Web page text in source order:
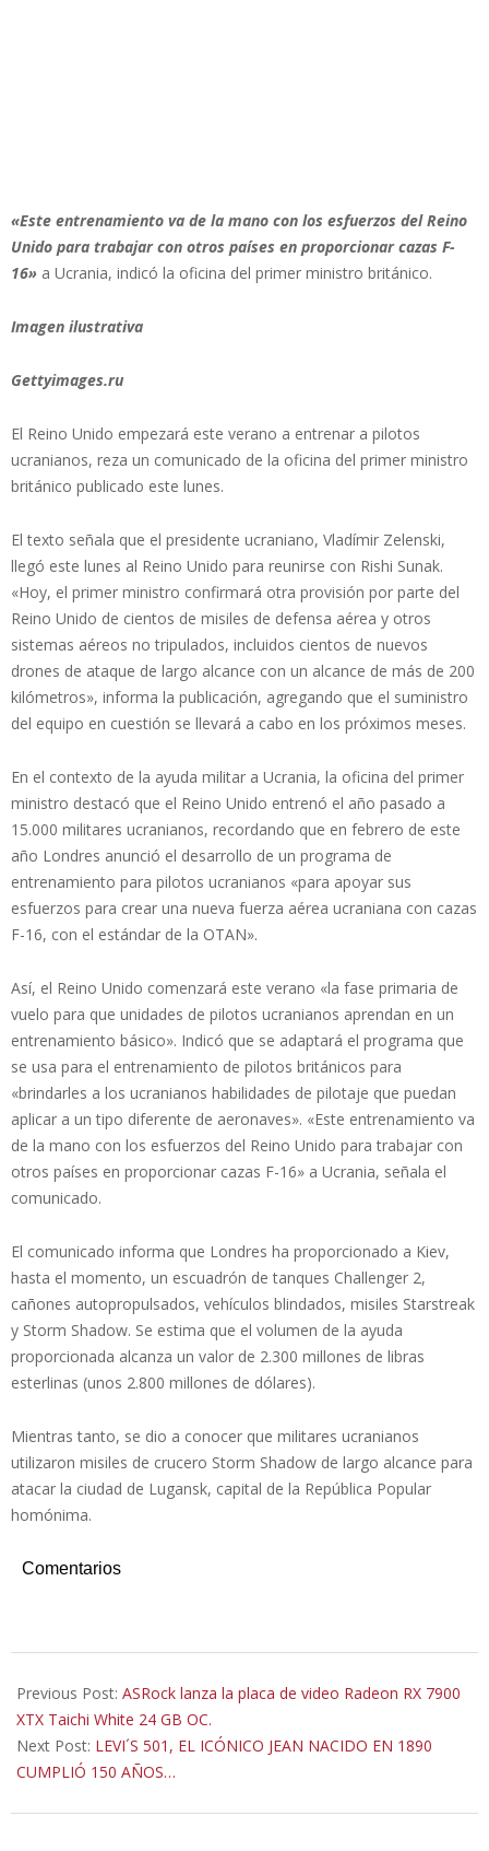
«Este entrenamiento va de la mano con los esfuerzos del Reino
Unido para trabajar con otros países en proporcionar cazas F-
16» a Ucrania, indicó la oficina del primer ministro británico.
Imagen ilustrativa
Gettyimages.ru
El Reino Unido empezará este verano a entrenar a pilotos
ucranianos, reza un comunicado de la oficina del primer ministro
británico publicado este lunes.
El texto señala que el presidente ucraniano, Vladímir Zelenski,
llegó este lunes al Reino Unido para reunirse con Rishi Sunak.
«Hoy, el primer ministro confirmará otra provisión por parte del
Reino Unido de cientos de misiles de defensa aérea y otros
sistemas aéreos no tripulados, incluidos cientos de nuevos
drones de ataque de largo alcance con un alcance de más de 200
kilómetros», informa la publicación, agregando que el suministro
del equipo en cuestión se llevará a cabo en los próximos meses.
En el contexto de la ayuda militar a Ucrania, la oficina del primer
ministro destacó que el Reino Unido entrenó el año pasado a
15.000 militares ucranianos, recordando que en febrero de este
año Londres anunció el desarrollo de un programa de
entrenamiento para pilotos ucranianos «para apoyar sus
esfuerzos para crear una nueva fuerza aérea ucraniana con cazas
F-16, con el estándar de la OTAN».
Así, el Reino Unido comenzará este verano «la fase primaria de
vuelo para que unidades de pilotos ucranianos aprendan en un
entrenamiento básico». Indicó que se adaptará el programa que
se usa para el entrenamiento de pilotos británicos para
«brindarles a los ucranianos habilidades de pilotaje que puedan
aplicar a un tipo diferente de aeronaves». «Este entrenamiento va
de la mano con los esfuerzos del Reino Unido para trabajar con
otros países en proporcionar cazas F-16» a Ucrania, señala el
comunicado.
El comunicado informa que Londres ha proporcionado a Kiev,
hasta el momento, un escuadrón de tanques Challenger 2,
cañones autopropulsados, vehículos blindados, misiles Starstreak
y Storm Shadow. Se estima que el volumen de la ayuda
proporcionada alcanza un valor de 2.300 millones de libras
esterlinas (unos 2.800 millones de dólares).
Mientras tanto, se dio a conocer que militares ucranianos
utilizaron misiles de crucero Storm Shadow de largo alcance para
atacar la ciudad de Lugansk, capital de la República Popular
homónima.
Comentarios
05-
16
Previous Post: ASRock lanza la placa de video Radeon RX 7900
XTX Taichi White 24 GB OC.
Next Post: LEVI´S 501, EL ICÓNICO JEAN NACIDO EN 1890
CUMPLIÓ 150 AÑOS…